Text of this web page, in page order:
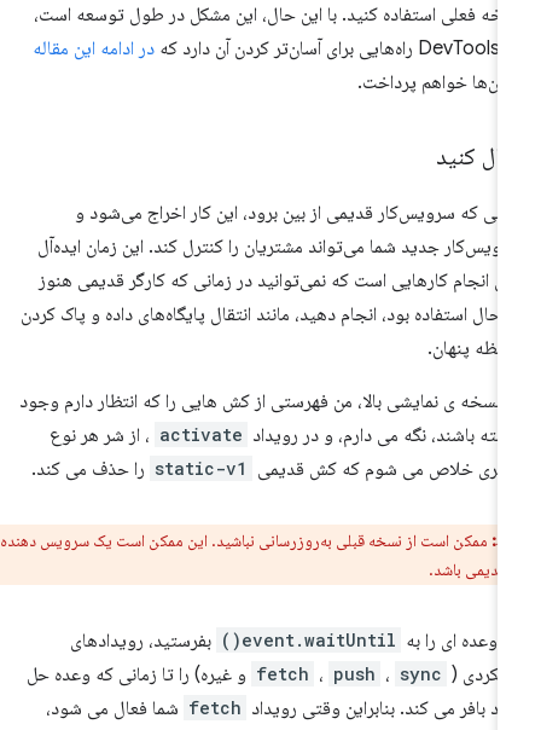
فعلی استفاده کنید. با این حال، این مشکل در طول توسعه است،
در ادامه این مقاله
آن‌ها خواهم پرداخت.
کنید
که سرویس‌کار قدیمی از بین برود، این کار اخراج می‌شود و
جدید شما می‌تواند مشتریان را کنترل کند. این زمان ایده‌آل
انجام کارهایی است که نمی‌توانید در زمانی که کارگر قدیمی هنوز
حال استفاده بود، انجام دهید، مانند انتقال پایگاه‌های داده و پاک کردن
پنهان.
نسخه ی نمایشی بالا، من فهرستی از کش هایی را که انتظار دارم وجود
باشند، نگه می دارم، و در رویداد activate ، از شر هر نوع
خلاص می شوم که کش قدیمی static-v1 را حذف می کند.
ممکن است از نسخه قبلی به‌روزرسانی نباشید. این ممکن است یک سرویس دهنده
قدیمی باشد.
وعده ای را به event.waitUntil()
بفرستید، رویدادهای
(
fetch ، push ، sync
و غیره) را تا زمانی که وعده حل
بافر می کند. بنابراین وقتی رویداد fetch شما فعال می شود،